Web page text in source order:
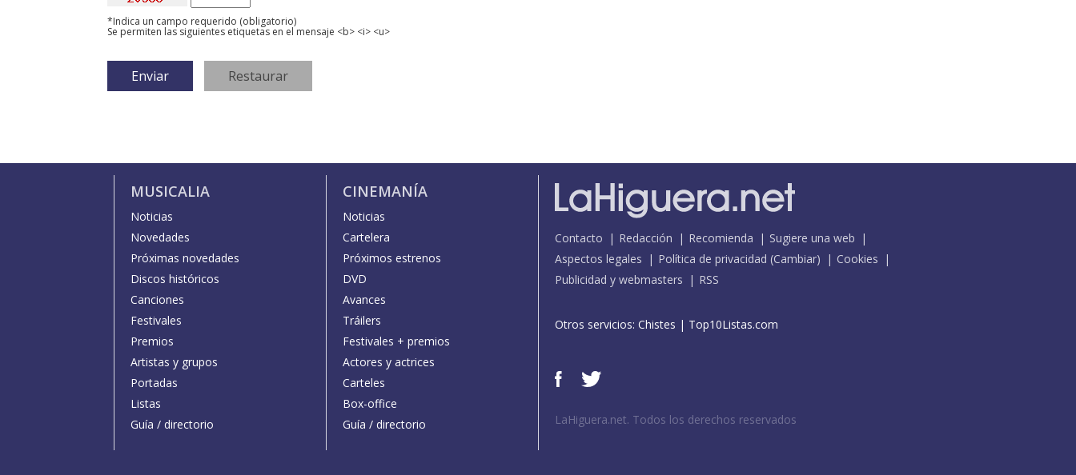
*Indica un campo requerido (obligatorio)
Se permiten las siguientes etiquetas en el mensaje <b> <i> <u>
MUSICALIA
Noticias
Novedades
Próximas novedades
Discos históricos
Canciones
Festivales
Premios
Artistas y grupos
Portadas
Listas
Guía / directorio
CINEMANÍA
Noticias
Cartelera
Próximos estrenos
DVD
Avances
Tráilers
Festivales + premios
Actores y actrices
Carteles
Box-office
Guía / directorio
Contacto Redacción Recomienda
Sugiere una web
Aspectos legales
Política de privacidad (Cambiar)
Cookies
Publicidad y webmasters
RSS
Otros servicios: Chistes | Top10Listas.com
LaHiguera.net. Todos los derechos reservados